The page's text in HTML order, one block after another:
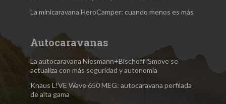
La minicaravana HeroCamper: cuando menos es más
Autocaravanas
La autocaravana Niesmann+Bischoff iSmove se
actualiza con más seguridad y autonomía
Knaus L!VE Wave 650 MEG: autocaravana perfilada
de alta gama